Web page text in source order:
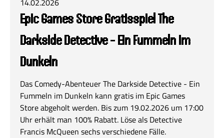
14.02.2026
Epic Games Store Gratisspiel The
Darkside Detective - Ein Fummeln im
Dunkeln
Das Comedy-Abenteuer The Darkside Detective - Ein
Fummeln im Dunkeln kann gratis im Epic Games
Store abgeholt werden. Bis zum 19.02.2026 um 17:00
Uhr erhält man 100% Rabatt. Löse als Detective
Francis McQueen sechs verschiedene Fälle.